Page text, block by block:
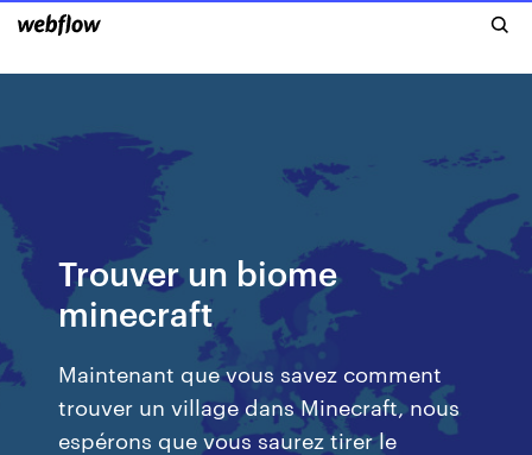
Trouver un biome
minecraft
Maintenant que vous savez comment
trouver un village dans Minecraft, nous
espérons que vous saurez tirer le